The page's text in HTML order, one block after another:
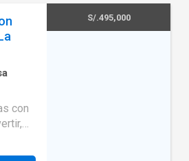
con
S/.495,000